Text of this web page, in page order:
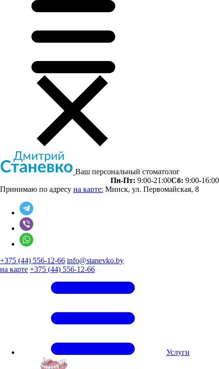
Ваш персональный стоматолог
Пн-Пт: 9:00-21:00Сб: 9:00-16:00
Принимаю по адресу на карте: Минск, ул. Первомайская, 8
+375 (44) 556-12-66 info@stanevko.by
на карте +375 (44) 556-12-66
Услуги